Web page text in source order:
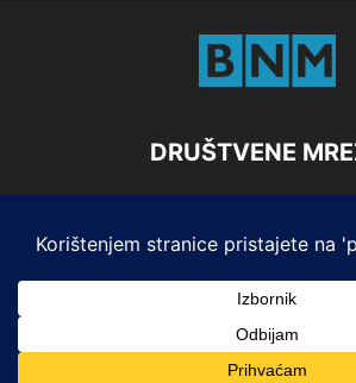
DRUŠTVENE
Impresum i Pristup